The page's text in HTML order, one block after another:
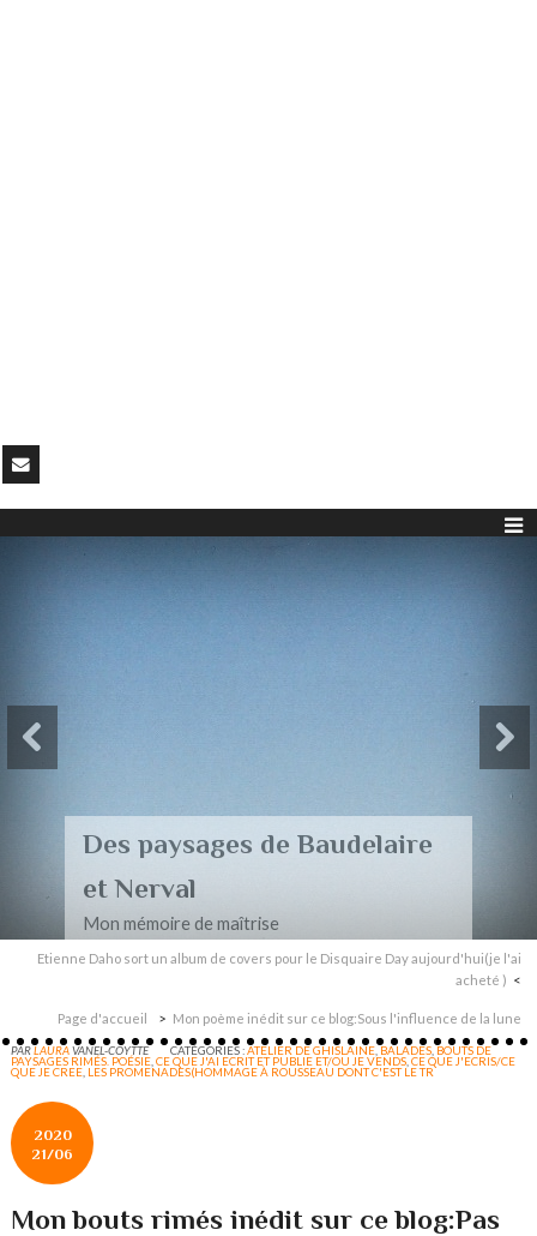
Des paysages de Baudelaire
et Nerval
Mon mémoire de maîtrise
Etienne Daho sort un album de covers pour le Disquaire Day aujourd'hui(je l'ai
acheté )
Page d'accueil Mon poème inédit sur ce blog:Sous l'influence de la lune
PARLAURAVANEL-COYTTE CATÉGORIES :ATELIER DE GHISLAINE,BALADES ,BOUTS DE
PAYSAGES RIMÉS. POÉSIE ,CE QUE J'AI ECRIT ET PUBLIE ET/OU JE VENDS ,CE QUE J'ECRIS/CE
QUE JE CREE LES PROMENADES(HOMMAGE À ROUSSEAU DONT C'EST LE TR
2020
21/06
Mon bouts rimés inédit sur ce blog:Pas